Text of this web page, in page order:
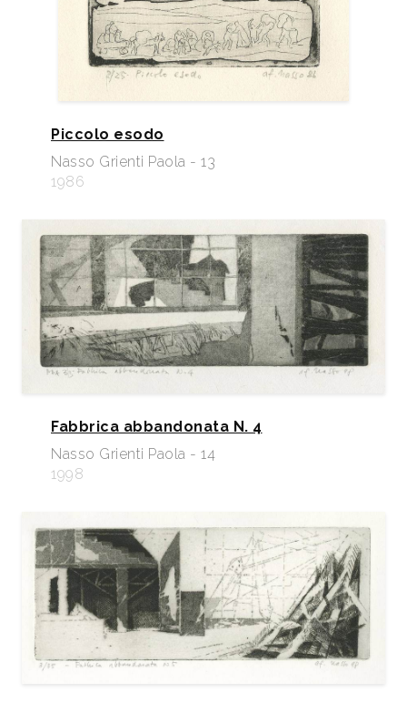
Piccolo esodo
Nasso Grienti Paola - 13
1986
Fabbrica abbandonata N. 4
Nasso Grienti Paola - 14
1998